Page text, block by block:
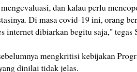
dan kalau perlu
Di masa covid-19 ini, orang
internet dibiarkan begitu saja," tegas
mengkritisi kebijakan
dinilai tidak jelas.